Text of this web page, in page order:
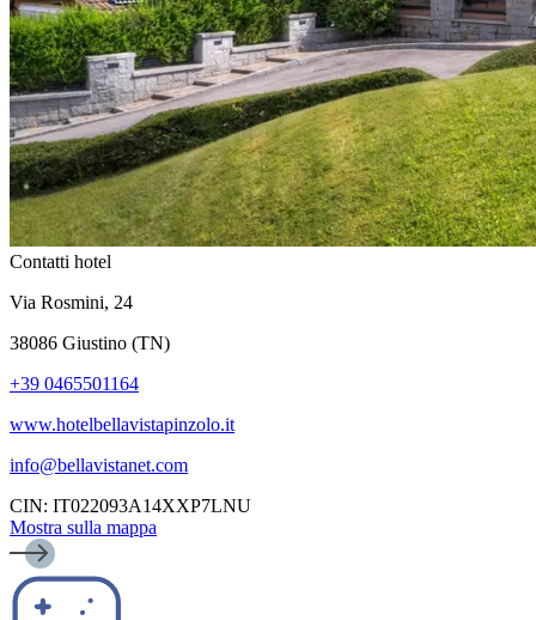
Contatti hotel
Via Rosmini, 24
38086 Giustino (TN)
+39 0465501164
www.hotelbellavistapinzolo.it
info@bellavistanet.com
CIN: IT022093A14XXP7LNU
Mostra sulla mappa